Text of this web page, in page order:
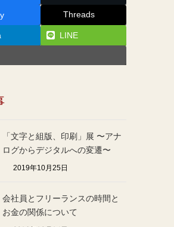
Threads
LINE
「文字と組版、印刷」展 〜アナ
ログからデジタルへの変遷〜
2019年10月25日
会社員とフリーランスの時間と
お金の関係について